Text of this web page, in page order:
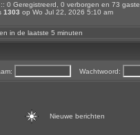
:: 0 Geregistreerd, 0 verborgen en 73
1303 op Wo Jul 22, 2026 5:10 am
in de laatste 5 minuten
Wachtwoord:
Nieuwe berichten